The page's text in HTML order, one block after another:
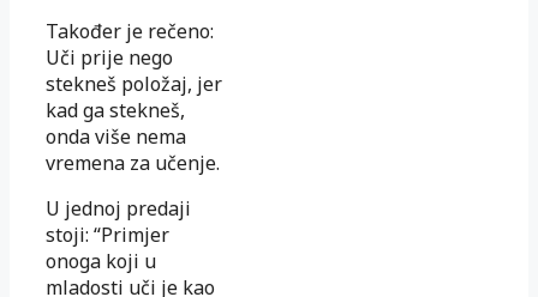
Također je rečeno:
Uči prije nego
stekneš položaj, jer
kad ga stekneš,
onda više nema
vremena za učenje.
U jednoj predaji
stoji: “Primjer
onoga koji u
mladosti uči je kao